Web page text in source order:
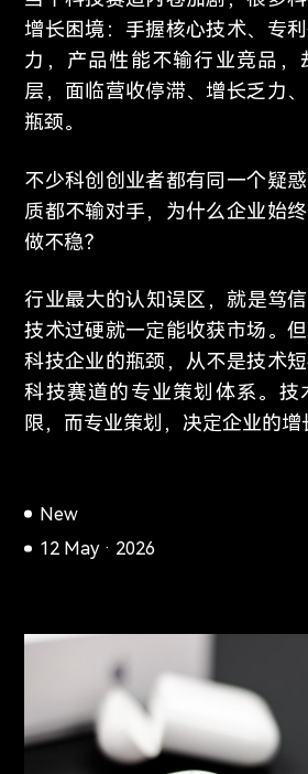
增长困境：手握核心技术、专
力，产品性能不输行业竞品，
层，面临营收停滞、增长乏力
瓶颈。
不少科创创业者都有同一个疑
质都不输对手，为什么企业始终
做不稳？
行业最大的认知误区，就是笃
技术过硬就一定能收获市场。
科技企业的瓶颈，从不是技术
科技赛道的专业策划体系。技
限，而专业策划，决定企业的增
New
12 May · 2026